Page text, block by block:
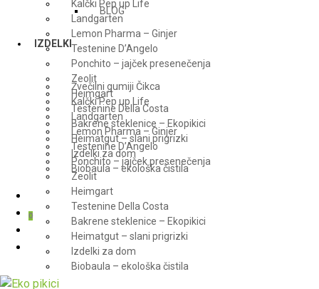
BLOG
IZDELKI
Žvečilni gumiji Čikca
Kalčki Pep up Life
Landgarten
Lemon Pharma – Ginjer
Testenine D’Angelo
Ponchito – jajček presenečenja
Zeolit
Heimgart
Testenine Della Costa
Bakrene steklenice – Ekopikici
Heimatgut – slani prigrizki
Izdelki za dom
Biobaula – ekološka čistila
Kalčki Pep up Life
Landgarten
Lemon Pharma – Ginjer
Testenine D’Angelo
Ponchito – jajček presenečenja
Zeolit
Heimgart
Testenine Della Costa
Bakrene steklenice – Ekopikici
Heimatgut – slani prigrizki
Izdelki za dom
Biobaula – ekološka čistila
0